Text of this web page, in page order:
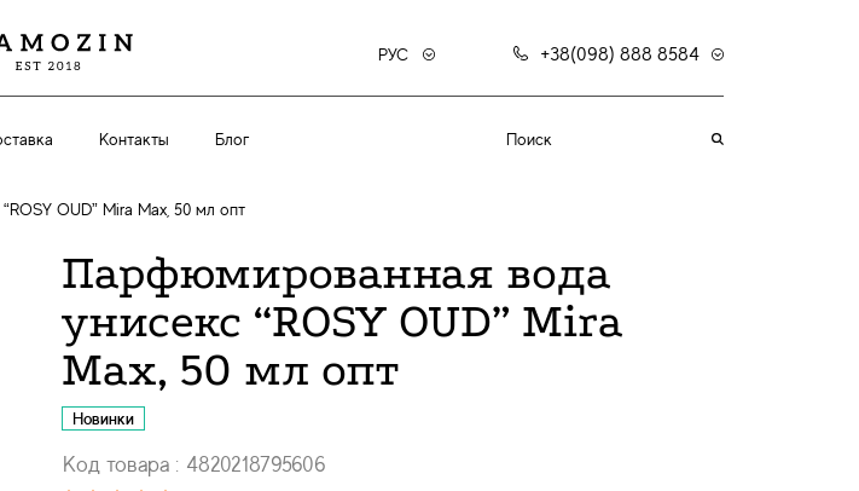
РУС +38(098) 888 8584
Контакты Блог
OUD” Mira Max, 50 мл опт
Парфюмированная вода
унисекс “ROSY OUD” Mira
Max, 50 мл опт
Новинки
Код товара : 4820218795606